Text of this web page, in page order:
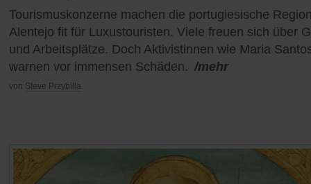
Tourismuskonzerne machen die portugiesische
Alentejo fit für Luxustouristen. Viele freuen sich über
und Arbeitsplätze. Doch Aktivistinnen wie Maria
warnen vor immensen Schäden. /mehr
von Steve Przybilla